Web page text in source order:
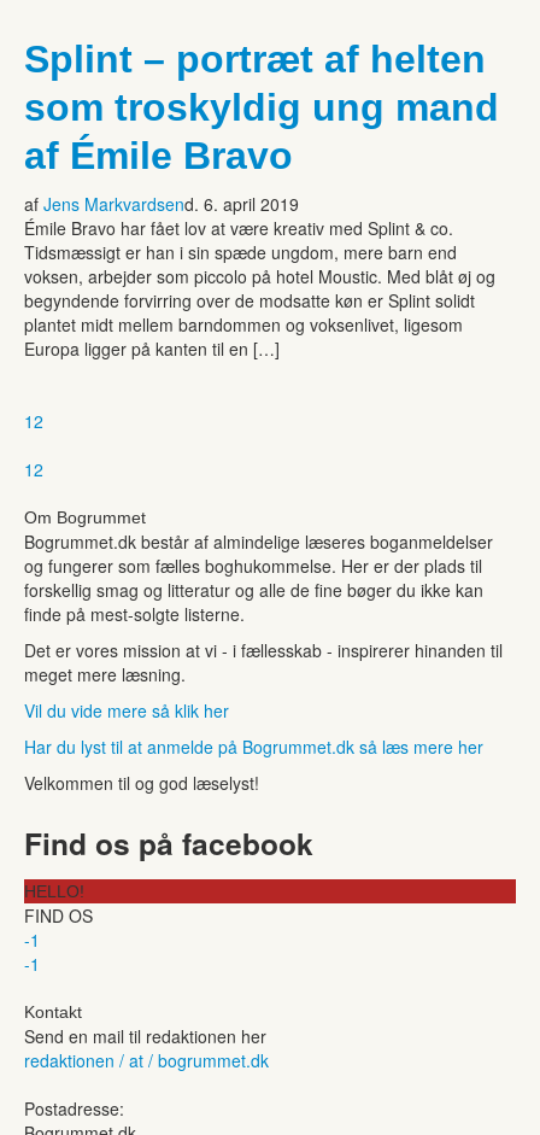
Splint – portræt af helten
som troskyldig ung mand
af Émile Bravo
af Jens Markvardsend. 6. april 2019
Émile Bravo har fået lov at være kreativ med Splint & co.
Tidsmæssigt er han i sin spæde ungdom, mere barn end
voksen, arbejder som piccolo på hotel Moustic. Med blåt øj og
begyndende forvirring over de modsatte køn er Splint solidt
plantet midt mellem barndommen og voksenlivet, ligesom
Europa ligger på kanten til en […]
12
12
Om Bogrummet
Bogrummet.dk består af almindelige læseres boganmeldelser
og fungerer som fælles boghukommelse. Her er der plads til
forskellig smag og litteratur og alle de fine bøger du ikke kan
finde på mest-solgte listerne.
Det er vores mission at vi - i fællesskab - inspirerer hinanden til
meget mere læsning.
Vil du vide mere så klik her
Har du lyst til at anmelde på Bogrummet.dk så læs mere her
Velkommen til og god læselyst!
Find os på facebook
HELLO!
FIND OS
-1
-1
Kontakt
Send en mail til redaktionen her
redaktionen / at / bogrummet.dk
Postadresse: